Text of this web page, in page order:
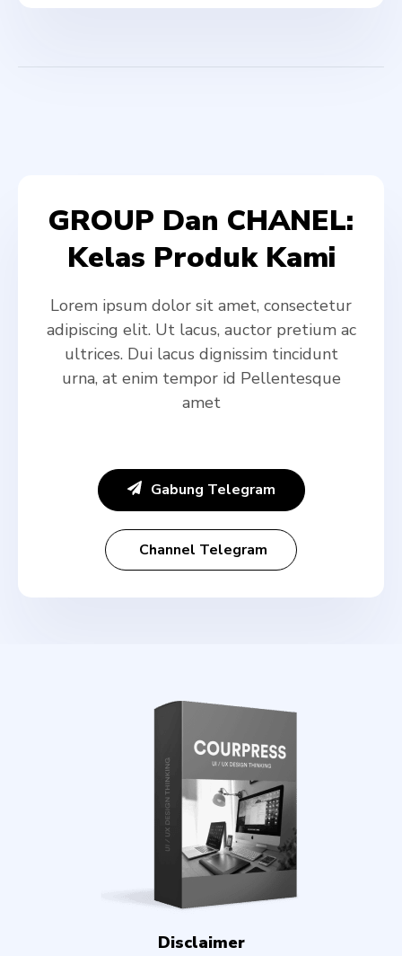
GROUP Dan CHANEL:
Kelas Produk Kami
Lorem ipsum dolor sit amet, consectetur
adipiscing elit. Ut lacus, auctor pretium ac
ultrices. Dui lacus dignissim tincidunt
urna, at enim tempor id Pellentesque
amet
Gabung Telegram
Channel Telegram
Disclaimer